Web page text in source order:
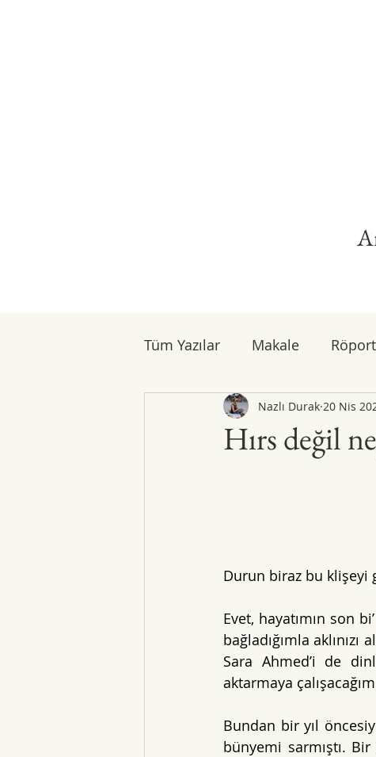
Tüm Yazılar Makale
Hırs değil
Nazlı Durak 20 Nis
Durun biraz bu klişeyi
Evet, hayatımın son
bağladığımla
Sara Ahmed’i de
aktarmaya
Bundan bir yıl
bünyemi sarmıştı.